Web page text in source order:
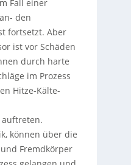
Fall einer
den
fortsetzt. Aber
ist vor Schäden
durch harte
im Prozess
Hitze-Kälte-
auftreten.
können über die
Fremdkörper